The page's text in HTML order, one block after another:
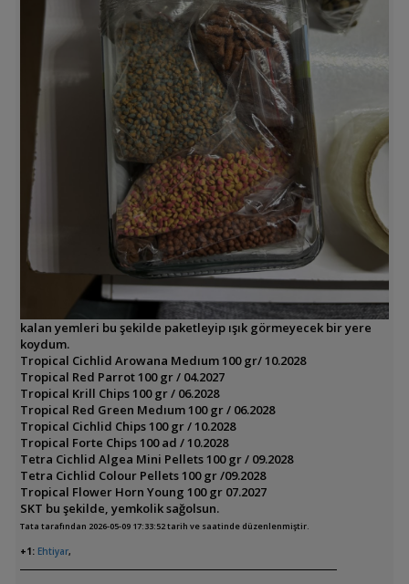
kalan yemleri bu şekilde paketleyip ışık görmeyecek bir yere
koydum.
Tropical Cichlid Arowana Medıum 100 gr/ 10.2028
Tropical Red Parrot 100 gr / 04.2027
Tropical Krill Chips 100 gr / 06.2028
Tropical Red Green Medıum 100 gr / 06.2028
Tropical Cichlid Chips 100 gr / 10.2028
Tropical Forte Chips 100 ad / 10.2028
Tetra Cichlid Algea Mini Pellets 100 gr / 09.2028
Tetra Cichlid Colour Pellets 100 gr /09.2028
Tropical Flower Horn Young 100 gr 07.2027
SKT bu şekilde, yemkolik sağolsun.
Tata tarafından 2026-05-09 17:33:52 tarih ve saatinde düzenlenmiştir.
+1: Ehtiyar,